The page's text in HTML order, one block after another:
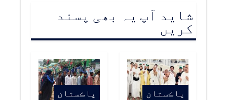
شاید آپ یہ بھی پسند
کریں
پاڪستان پاڪستان